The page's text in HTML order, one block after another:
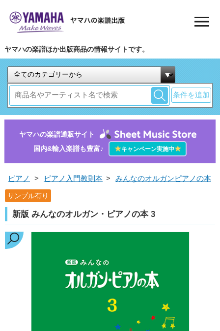
ヤマハの楽譜ほか出版商品の情報サイトです。
条件を追加
ヤマハの楽譜通販サイト
国内&輸入楽譜も豊富♪
★キャンペーン実施中★
ピアノ > ピアノ入門教則本 > みんなのオルガンピアノの本
サンプル有り
新版 みんなのオルガン・ピアノの本 3